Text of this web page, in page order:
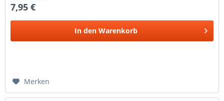
7,95 €
In den Warenkorb
Merken